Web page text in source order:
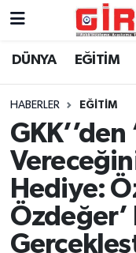
DÜNYA EĞİTİM
HABERLER EĞİTİM
Hediye:
Özdeğer’
Hava Durumu
Trafik Durumu
Süper Lig
Tüm Manşetler
Son Dakika